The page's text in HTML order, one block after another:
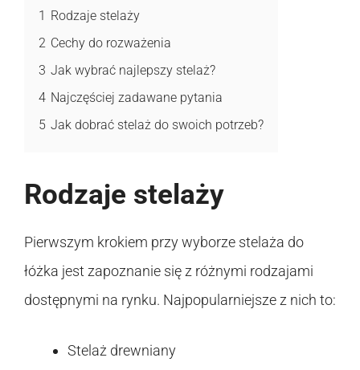
1 Rodzaje stelaży
2 Cechy do rozważenia
3 Jak wybrać najlepszy stelaż?
4 Najczęściej zadawane pytania
5 Jak dobrać stelaż do swoich potrzeb?
Rodzaje stelaży
Pierwszym krokiem przy wyborze stelaża do
łóżka jest zapoznanie się z różnymi rodzajami
dostępnymi na rynku. Najpopularniejsze z nich to:
Stelaż drewniany